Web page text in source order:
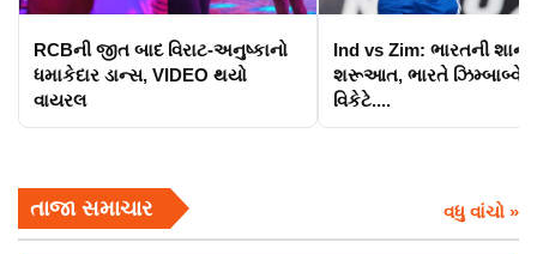
RCBની જીત બાદ વિરાટ-અનુષ્કાનો
ધમાકેદાર ડાન્સ, VIDEO થયો
વાયરલ
Ind vs Zim: ભારતની
શરૂઆત, ભારતે ઝિમ્બાબ્વેને
વિકેટે....
તાજા સમાચાર વધુ વાંચો »